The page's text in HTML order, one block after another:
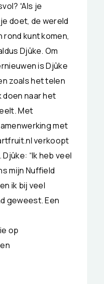
“Als je
doet, de wereld
kunt komen,
Djûke. Om
is Djûke
zoals het telen
doen naar het
Met
met
verkoopt
“Ik heb veel
mijn Nuffield
ik bij veel
geweest. Een
op